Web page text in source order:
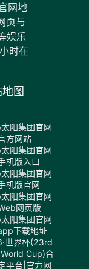
网地
页与
娱乐
时在
图
阳集团官网
方网站
阳集团官网
机版入口
阳集团官网
机版官网
阳集团官网
网页版
阳集团官网
下载地址
世界杯(23rd
World Cup)合
平台|官方网